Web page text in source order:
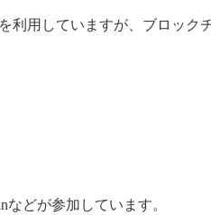
利用していますが、ブロッ
などが参加しています。